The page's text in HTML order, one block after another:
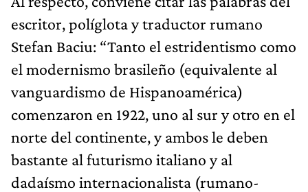
escritor, políglota y traductor rumano
Stefan Baciu: “Tanto el estridentismo como
el modernismo brasileño (equivalente al
vanguardismo de Hispanoamérica)
comenzaron en 1922, uno al sur y otro en el
norte del continente, y ambos le deben
bastante al futurismo italiano y al
dadaísmo internacionalista (rumano-